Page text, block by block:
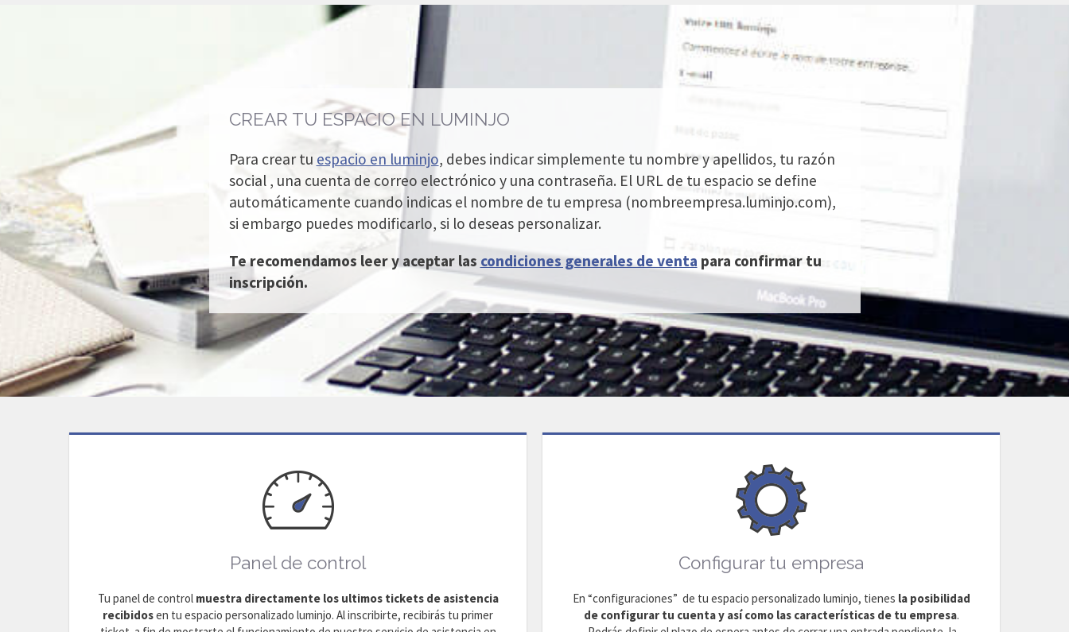
CREAR TU ESPACIO EN LUMINJO
Para crear tu espacio en luminjo, debes indicar simplemente tu nombre y apellidos, tu razón
social , una cuenta de correo electrónico y una contraseña. El URL de tu espacio se define
automáticamente cuando indicas el nombre de tu empresa (nombreempresa.luminjo.com),
si embargo puedes modificarlo, si lo deseas personalizar.
Te recomendamos leer y aceptar las condiciones generales de venta para confirmar tu
inscripción.
Panel de control
Tu panel de control muestra directamente los ultimos tickets de asistencia
recibidosen tu espacio personalizado luminjo. Al inscribirte, recibirás tu primer
Configurar tu empresa
En “configuraciones” de tu espacio personalizado luminjo, tienes la posibilidad
de configurar tu cuenta y así como las características de tu empresa.